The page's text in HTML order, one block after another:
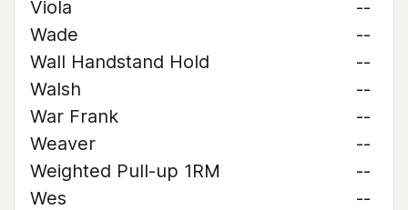
Viola
--
Wade
--
Wall Handstand Hold
--
Walsh
--
War Frank
--
Weaver
--
Weighted Pull-up 1RM
--
Wes
--